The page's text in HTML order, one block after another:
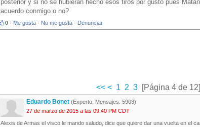
posterior y si no se hubieran hecho esos tiros por gusto pues
acuerdo conmigo o no?
0 · Me gusta · No me gusta · Denunciar
<< < 1 2 3 [Página 4 de 12]
Eduardo Bonet (Experto, Mensajes: 5903)
27 de marzo de 2015 a las 09:40 PM CDT
Alexis de Armas el visco le mando saludo, dice que quiere dar una vuelta en el